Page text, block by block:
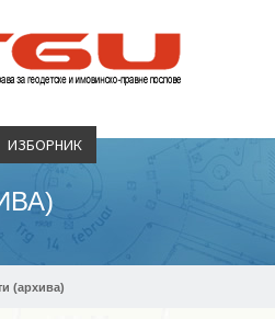
ИЗБОРНИК
(архива)